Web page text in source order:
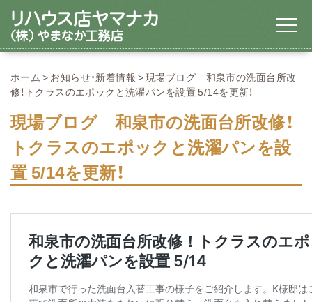
ホーム お知らせ・新着情報
現場ブログ 和泉市の洗面台所改
修！トクラスのエポックと洗濯パンを設置 5/14を更新！
現場ブログ 和泉市の洗面台所改修！
トクラスのエポックと洗濯パンを設
置 5/14を更新！